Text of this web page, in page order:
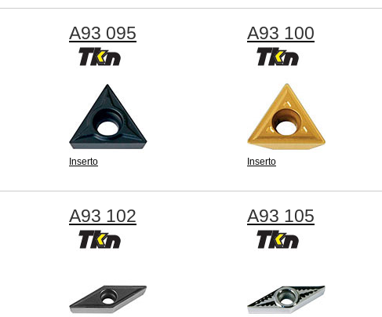
A93 095
Inserto
A93 100
Inserto
A93 102 A93 105